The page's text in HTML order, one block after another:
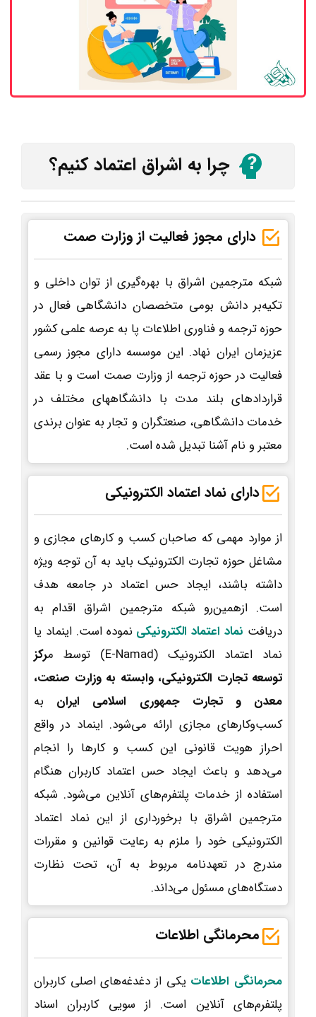
چرا به اشراق اعتماد کنیم؟
دارای مجوز فعالیت از وزارت صمت
شبکه مترجمین اشراق با بهره‌گیری از توان داخلی و
تکیه‌بر دانش بومی متخصصان دانشگاهی فعال در
حوزه ترجمه و فناوری اطلاعات پا به عرصه علمی کشور
عزیزمان ایران نهاد. این موسسه دارای مجوز رسمی
فعالیت در حوزه ترجمه از وزارت صمت است و با عقد
قراردادهای بلند مدت با دانشگاههای مختلف در
خدمات دانشگاهی، صنعتگران و تجار به عنوان برندی
معتبر و نام آشنا تبدیل شده است.
دارای نماد اعتماد الکترونیکی
از موارد مهمی که صاحبان کسب و کارهای مجازی و
مشاغل حوزه تجارت الکترونیک باید به آن توجه ویژه
داشته باشند، ایجاد حس اعتماد در جامعه هدف
است. ازهمین‌رو شبکه مترجمین اشراق اقدام به
دریافت نماد اعتماد الکترونیکی نموده است. اینماد یا
نماد اعتماد الکترونیک (E-Namad) توسط م
رکز
توسعه تجارت الکترونیکی، وابسته به وزارت صنعت،
معدن و تجارت جمهوری اسلامی ایران به
کسب‌وکارهای مجازی ارائه می‌شود. اینماد در واقع
احراز هویت قانونی این کسب و کارها را انجام
می‌دهد و باعث ایجاد حس اعتماد کاربران هنگام
استفاده از خدمات پلتفرم‌های آنلاین می‌شود. شبکه
مترجمین اشراق با برخورداری از این نماد اعتماد
الکترونیکی خود را ملزم به رعایت قوانین و مقررات
مندرج در تعهدنامه مربوط به آن، تحت نظارت
دستگاه‌های مسئول می‌داند.
محرمانگی اطلاعات
محرمانگی اطلاعات یکی از دغدغه‌های اصلی کاربران
پلتفرم‌های آنلاین است. از سویی کاربران اسناد